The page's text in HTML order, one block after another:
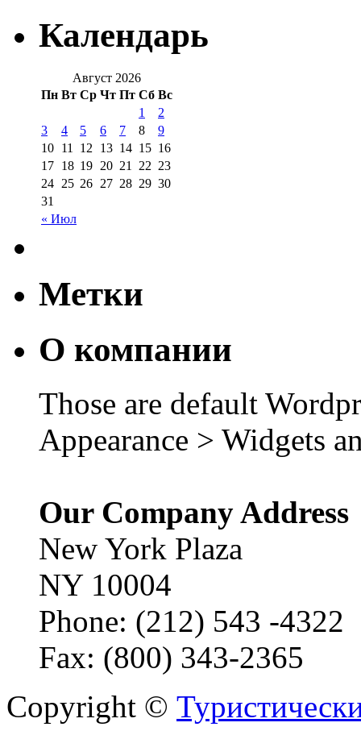
Календарь
Август 2026
Пн Вт Ср Чт Пт Сб Вс
« Июл
1
2
3
4 5 6 7 8
9
10 11 12 13 14 15 16
17 18 19 20 21 22 23
24 25 26 27 28 29 30
31
Метки
О компании
Those are default
Appearance > Widgets
Our Company Address
New York Plaza
NY 10004
Phone: (212) 543 -4322
Fax: (800) 343-2365
Copyright ©